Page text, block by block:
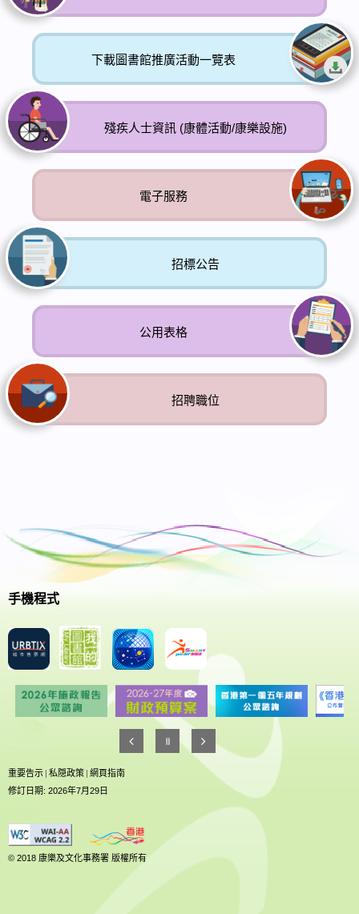
下載圖書館推廣活動一覽表
殘疾人士資訊 (康體活動/康樂設施)
電子服務
招標公告
公用表格
招聘職位
手機程式
重要告示 | 私隠政策 | 網頁指南
修訂日期: 2026年7月29日
© 2018 康樂及文化事務署 版權所有